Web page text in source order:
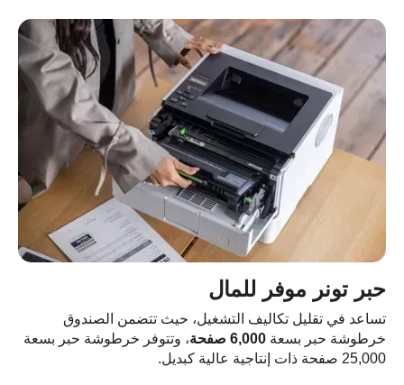
تونر موفر للمال
في تقليل تكاليف التشغيل، حيث تتضمن الصندوق
حبر بسعة6,000 صفحة
، وتتوفر خرطوشة حبر بسعة
ذات إنتاجية عالية كبديل.